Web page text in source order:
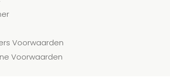
Voorwaarden
Voorwaarden